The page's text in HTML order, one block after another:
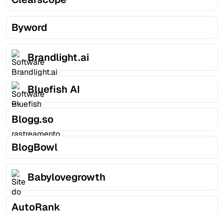
Byword
Brandlight.ai
Bluefish AI
Blogg.so
BlogBowl
Babylovegrowth
AutoRank